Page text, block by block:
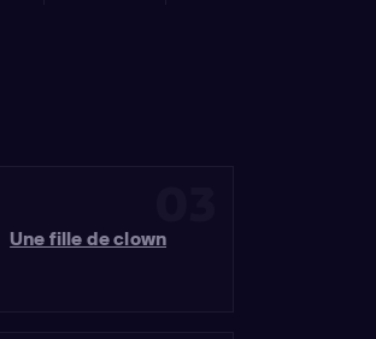
Une fille de clown